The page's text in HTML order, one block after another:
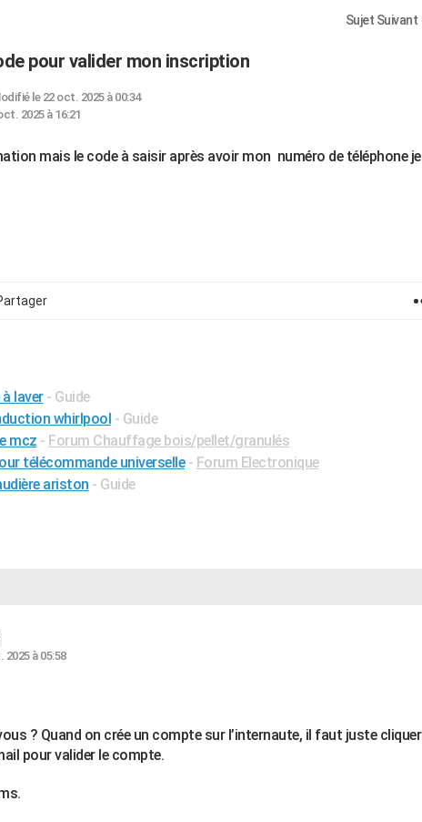
Sujet Suivant
pour valider mon inscription
le 22 oct. 2025 à 00:34
2025 à 16:21
mais le code à saisir après avoir mon numéro de téléphone je
laver - Guide
whirlpool - Guide
mcz - Forum Chauffage bois/pellet/granulés
télécommande universelle - Forum Electronique
ariston - Guide
à 05:58
? Quand on crée un compte sur l’internaute, il faut juste cliquer
pour valider le compte.